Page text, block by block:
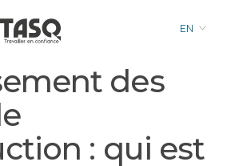
EN
des
: qui est